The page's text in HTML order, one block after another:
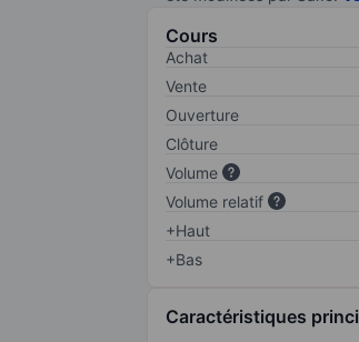
Cours
Achat
Vente
Ouverture
Clôture
Volume
Volume relatif
+Haut
+Bas
Caractéristiques